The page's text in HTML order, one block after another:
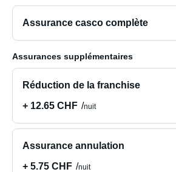
Assurance casco complète
Assurances supplémentaires
Réduction de la franchise
+ 12.65 CHF
nuit
Assurance annulation
+ 5.75 CHF
nuit